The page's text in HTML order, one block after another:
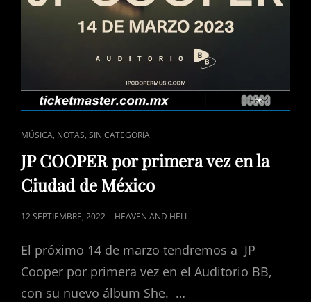
CAT
LINKS
MÚSICA, NOTAS,SIN CATEGORÍA
JP COOPER por primera vez en la
Ciudad de México
POSTED
12 SEPTIEMBRE, 2022 HEAVEN AND HELL
El próximo 14 de marzo tendremos a JP
Cooper por primera vez en el Auditorio BB,
con su nuevo álbum She. …